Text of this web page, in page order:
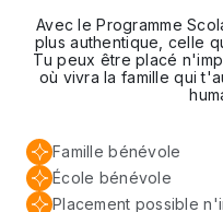
Avec le Programme
plus authentique, celle
Tu peux être placé
où vivra la famille qui
Famille bénévole
École bénévole
Placement possible